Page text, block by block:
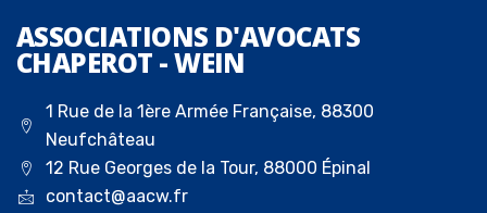
ASSOCIATIONS D'AVOCATS
CHAPEROT - WEIN
1 Rue de la 1ère Armée Française, 88300
Neufchâteau
12 Rue Georges de la Tour, 88000 Épinal
contact@aacw.fr